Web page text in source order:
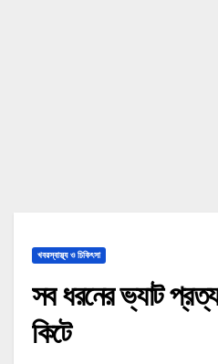
খবরস্বাস্থ্য ও চিকিৎসা
সব ধরনের ভ্যাট
কিটে